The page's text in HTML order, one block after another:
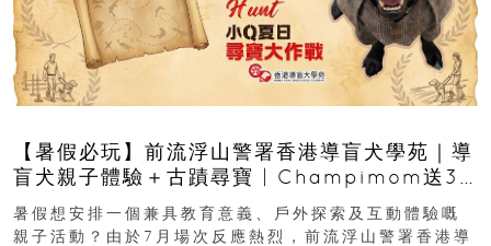
【暑假必玩】前流浮山警署香港導盲犬學苑｜導
盲犬親子體驗＋古蹟尋寶 | Champimom送3
組免費名額
暑假想安排一個兼具教育意義、戶外探索及互動體驗嘅
親子活動？由於7月場次反應熱烈，前流浮山警署香港導